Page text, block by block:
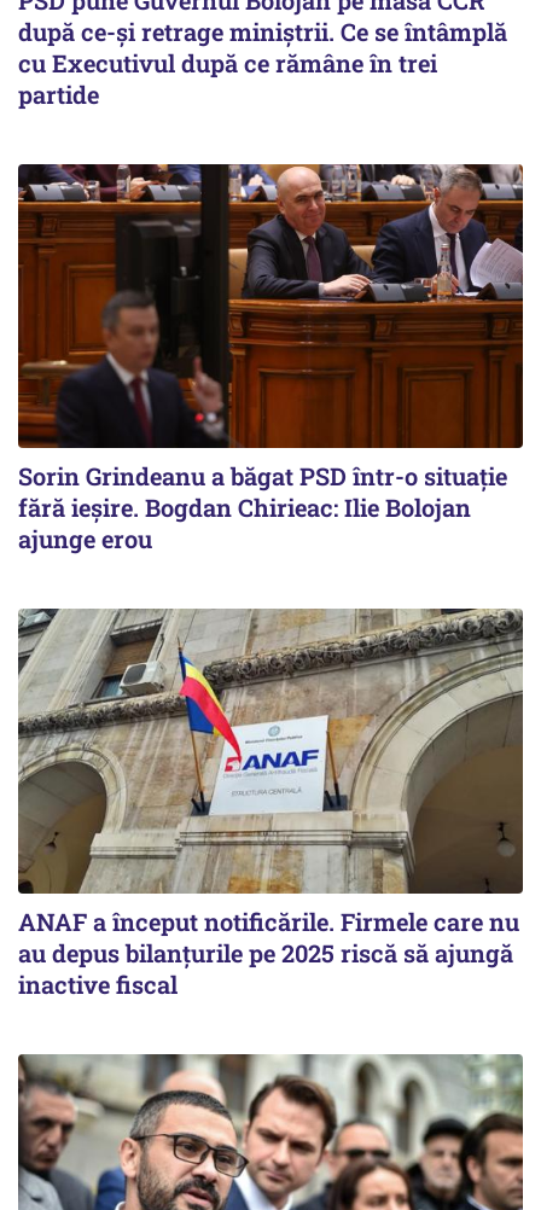
după ce-și retrage miniștrii. Ce se întâmplă
cu Executivul după ce rămâne în trei
partide
Sorin Grindeanu a băgat PSD într-o situație
fără ieșire. Bogdan Chirieac: Ilie Bolojan
ajunge erou
ANAF a început notificările. Firmele care nu
au depus bilanțurile pe 2025 riscă să ajungă
inactive fiscal